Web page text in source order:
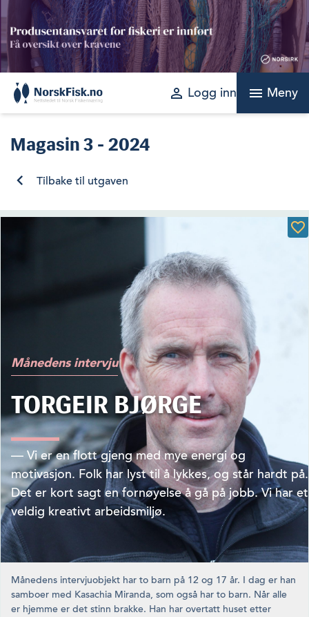
Skip
to
content
perm_identity Logg inn menu Meny
Magasin3 - 2024
Tilbake til utgaven
Månedens intervju
TORGEIR BJØRGE
— Vi er en flott gjeng med mye energi og
motivasjon. Folk har lyst til å lykkes, og står hardt på.
Det er kort sagt en fornøyelse å gå på jobb. Vi har et
veldig kreativt arbeidsmiljø.
Månedens intervjuobjekt har to barn på 12 og 17 år. I dag er han
samboer med Kasachia Miranda, som også har to barn. Når alle
er hjemme er det stinn brakke. Han har overtatt huset etter